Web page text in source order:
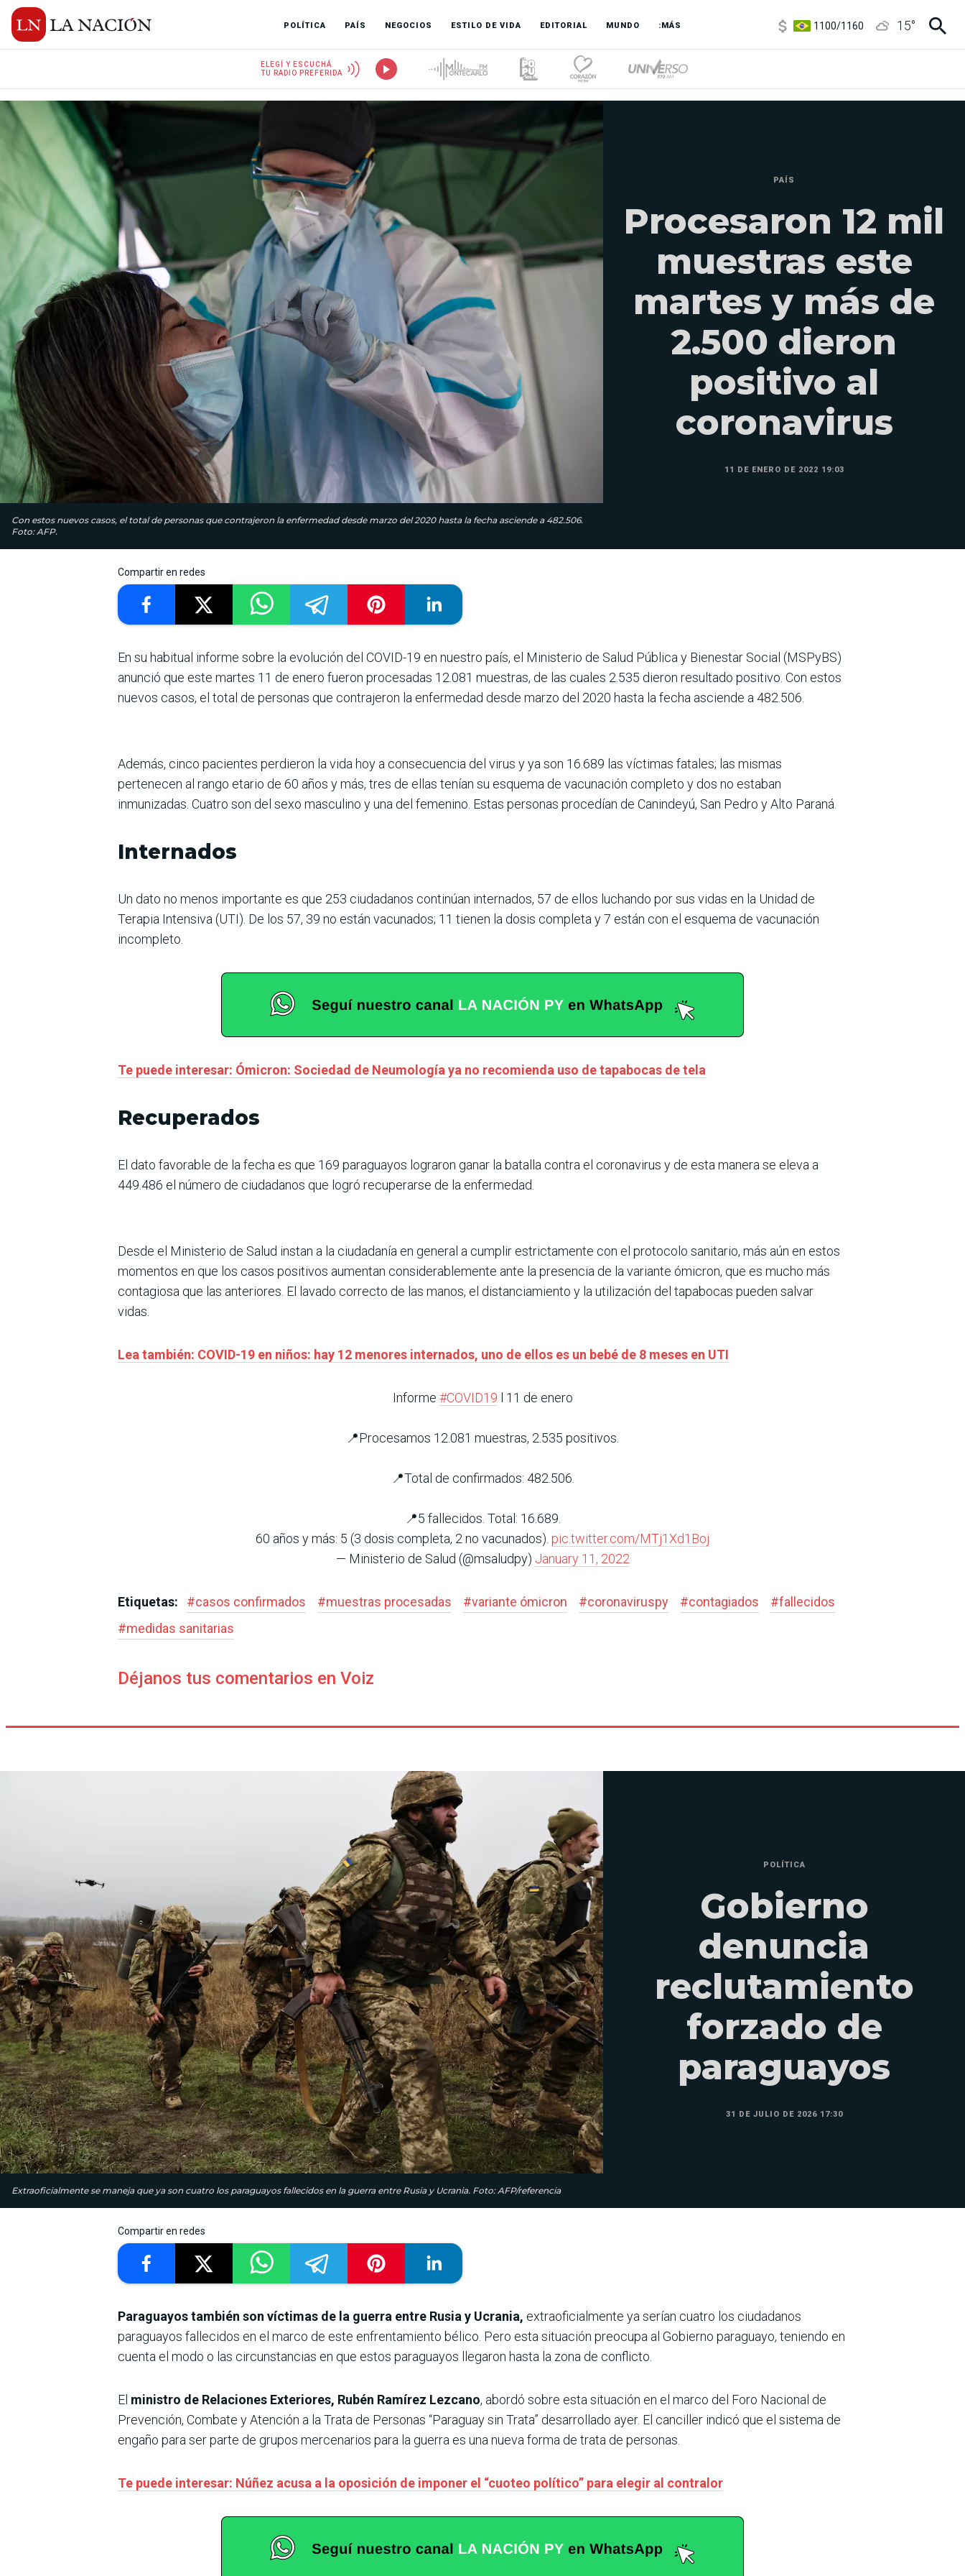
POLÍTICA PAÍS NEGOCIOS ESTILO DE VIDA EDITORIAL MUNDO :MÁS
3,8/4
6850/7200
15°
ELEGÍ Y ESCUCHÁ
TU RADIO PREFERIDA
Con estos nuevos casos, el total de personas que contrajeron la enfermedad desde marzo del 2020 hasta la fecha asciende a 482.506.
Foto: AFP.
PAÍS
Procesaron 12 mil
muestras este
martes y más de
2.500 dieron
positivo al
coronavirus
11 DE ENERO DE 2022 19:03
Compartir en redes
En su habitual informe sobre la evolución del COVID-19 en nuestro país, el Ministerio de Salud Pública y Bienestar Social (MSPyBS)
anunció que este martes 11 de enero fueron procesadas 12.081 muestras, de las cuales 2.535 dieron resultado positivo. Con estos
nuevos casos, el total de personas que contrajeron la enfermedad desde marzo del 2020 hasta la fecha asciende a 482.506.
Además, cinco pacientes perdieron la vida hoy a consecuencia del virus y ya son 16.689 las víctimas fatales; las mismas
pertenecen al rango etario de 60 años y más, tres de ellas tenían su esquema de vacunación completo y dos no estaban
inmunizadas. Cuatro son del sexo masculino y una del femenino. Estas personas procedían de Canindeyú, San Pedro y Alto Paraná.
Internados
Un dato no menos importante es que 253 ciudadanos continúan internados, 57 de ellos luchando por sus vidas en la Unidad de
Terapia Intensiva (UTI). De los 57, 39 no están vacunados; 11 tienen la dosis completa y 7 están con el esquema de vacunación
incompleto.
Te puede interesar: Ómicron: Sociedad de Neumología ya no recomienda uso de tapabocas de tela
Recuperados
El dato favorable de la fecha es que 169 paraguayos lograron ganar la batalla contra el coronavirus y de esta manera se eleva a
449.486 el número de ciudadanos que logró recuperarse de la enfermedad.
Desde el Ministerio de Salud instan a la ciudadanía en general a cumplir estrictamente con el protocolo sanitario, más aún en estos
momentos en que los casos positivos aumentan considerablemente ante la presencia de la variante ómicron, que es mucho más
contagiosa que las anteriores. El lavado correcto de las manos, el distanciamiento y la utilización del tapabocas pueden salvar
vidas.
Lea también: COVID-19 en niños: hay 12 menores internados, uno de ellos es un bebé de 8 meses en UTI
Informe #COVID19 l 11 de enero
📍Procesamos 12.081 muestras, 2.535 positivos.
📍Total de confirmados: 482.506.
📍5 fallecidos. Total: 16.689.
60 años y más: 5 (3 dosis completa, 2 no vacunados). pic.twitter.com/MTj1Xd1Boj
— Ministerio de Salud (@msaludpy) January 11, 2022
Etiquetas: #casos confirmados #muestras procesadas #variante ómicron #coronaviruspy #contagiados #fallecidos
#medidas sanitarias
Déjanos tus comentarios en Voiz
Extraoficialmente se maneja que ya son cuatro los paraguayos fallecidos en la guerra entre Rusia y Ucrania. Foto: AFP/referencia
POLÍTICA
Gobierno
denuncia
reclutamiento
forzado de
paraguayos
31 DE JULIO DE 2026 17:30
Compartir en redes
Paraguayos también son víctimas de la guerra entre Rusia y Ucrania, extraoficialmente ya serían cuatro los ciudadanos
paraguayos fallecidos en el marco de este enfrentamiento bélico. Pero esta situación preocupa al Gobierno paraguayo, teniendo en
cuenta el modo o las circunstancias en que estos paraguayos llegaron hasta la zona de conflicto.
El ministro de Relaciones Exteriores, Rubén Ramírez Lezcano, abordó sobre esta situación en el marco del Foro Nacional de
Prevención, Combate y Atención a la Trata de Personas “Paraguay sin Trata” desarrollado ayer. El canciller indicó que el sistema de
engaño para ser parte de grupos mercenarios para la guerra es una nueva forma de trata de personas.
Te puede interesar: Núñez acusa a la oposición de imponer el “cuoteo político” para elegir al contralor